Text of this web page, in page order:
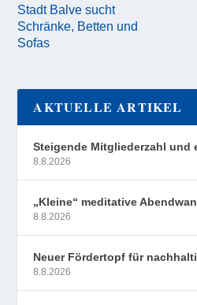
Stadt Balve sucht
Schränke, Betten und
Sofas
AKTUELLE ARTIKEL
Steigende Mitgliederzahl und
8.8.2026
„Kleine“ meditative
8.8.2026
Neuer Fördertopf für
8.8.2026